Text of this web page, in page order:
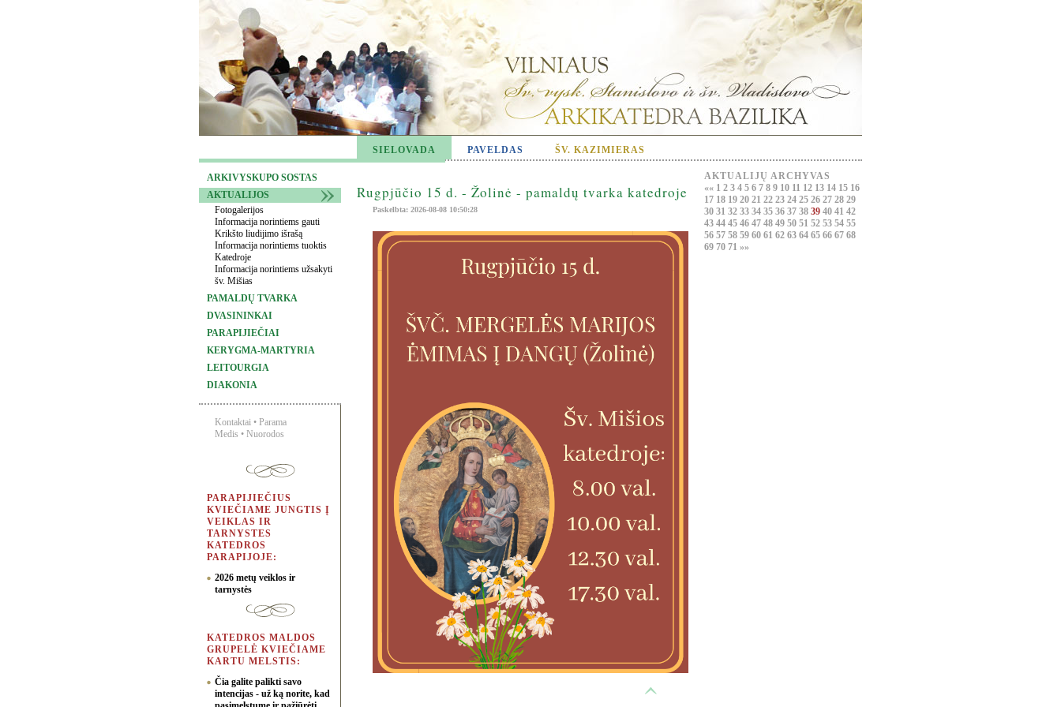
SIELOVADA PAVELDAS ŠV. KAZIMIERAS
ARKIVYSKUPO SOSTAS
AKTUALIJOS
Fotogalerijos
Informacija norintiems gauti
Krikšto liudijimo išrašą
Informacija norintiems tuoktis
Katedroje
Informacija norintiems užsakyti
šv. Mišias
PAMALDŲ TVARKA
DVASININKAI
PARAPIJIEČIAI
KERYGMA-MARTYRIA
LEITOURGIA
DIAKONIA
Kontaktai • Parama
Medis • Nuorodos
PARAPIJIEČIUS
KVIEČIAME JUNGTIS Į
VEIKLAS IR
TARNYSTES
KATEDROS
PARAPIJOJE:
2026 metų veiklos ir
tarnystės
KATEDROS MALDOS
GRUPELĖ KVIEČIAME
KARTU MELSTIS:
Čia galite palikti savo
intencijas - už ką norite, kad
Rugpjūčio 15 d. - Žolinė - pamaldų tvarka katedroje
Paskelbta: 2026-08-08 10:50:28
AKTUALIJŲ ARCHYVAS
«« 1 2 3 4 5 6 7 8 9 10 11 12 13 14 15 16
17 18 19 20 21 22 23 24 25 26 27 28 29
30 31 32 33 34 35 36 37 38 39 40 41 42
43 44 45 46 47 48 49 50 51 52 53 54 55
56 57 58 59 60 61 62 63 64 65 66 67 68
69 70 71 »»